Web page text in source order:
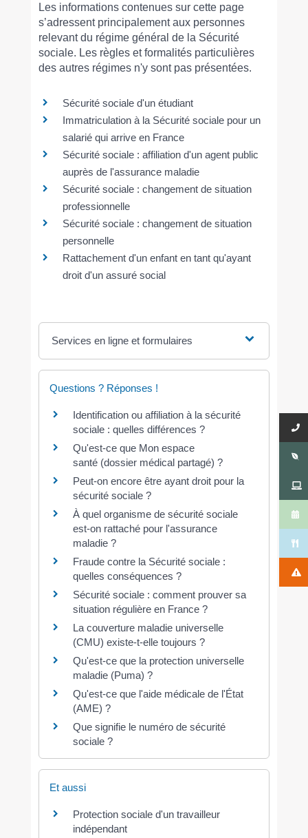
Les informations contenues sur cette page
s’adressent principalement aux personnes
relevant du régime général de la Sécurité
sociale. Les règles et formalités particulières
des autres régimes n'y sont pas présentées.
Sécurité sociale d'un étudiant
Immatriculation à la Sécurité sociale pour un
salarié qui arrive en France
Sécurité sociale : affiliation d'un agent public
auprès de l'assurance maladie
Sécurité sociale : changement de situation
professionnelle
Sécurité sociale : changement de situation
personnelle
Rattachement d'un enfant en tant qu'ayant
droit d'un assuré social
Services en ligne et formulaires
Questions ? Réponses !
Identification ou affiliation à la sécurité
sociale : quelles différences ?
Qu'est-ce que Mon espace
santé (dossier médical partagé) ?
Peut-on encore être ayant droit pour la
sécurité sociale ?
À quel organisme de sécurité sociale
est-on rattaché pour l'assurance
maladie ?
Fraude contre la Sécurité sociale :
quelles conséquences ?
Sécurité sociale : comment prouver sa
situation régulière en France ?
La couverture maladie universelle
(CMU) existe-t-elle toujours ?
Qu'est-ce que la protection universelle
maladie (Puma) ?
Qu'est-ce que l'aide médicale de l'État
(AME) ?
Que signifie le numéro de sécurité
sociale ?
Et aussi
Protection sociale d'un travailleur
indépendant